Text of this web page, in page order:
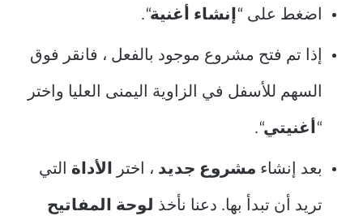
اضغط على “إنشاء أغنية“.
إذا تم فتح مشروع موجود بالفعل ، فانقر فوق
السهم للأسفل في الزاوية اليمنى العليا واختر
“أغنيتي“.
بعد إنشاء مشروع جديد ، اختر الأداة التي
تريد أن تبدأ بها. دعنا نأخذ لوحة المفاتيح